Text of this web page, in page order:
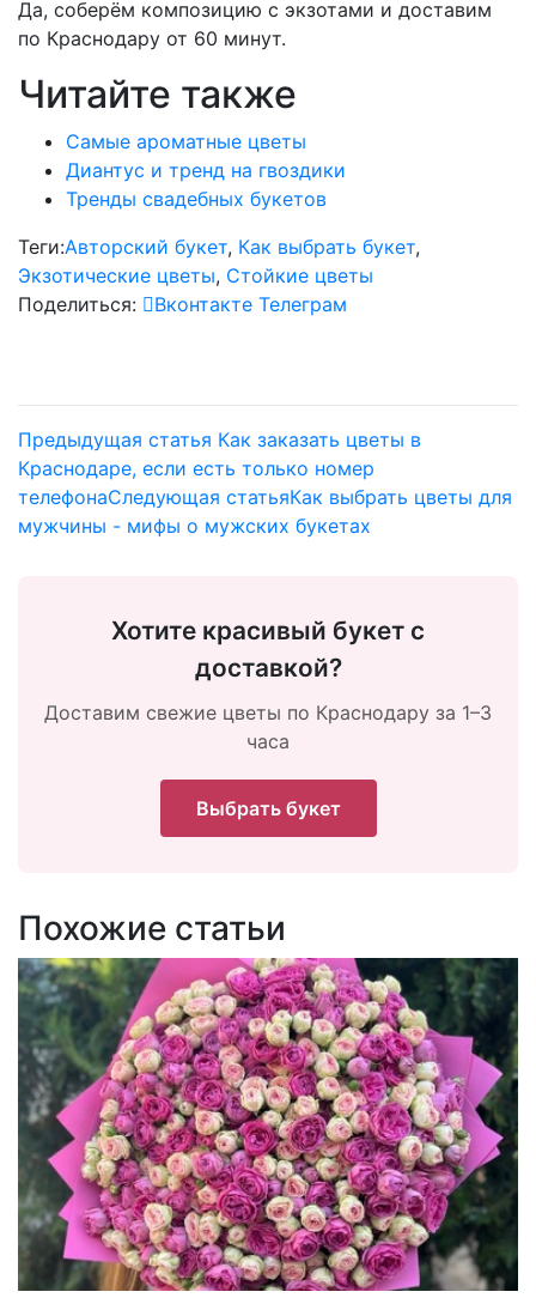
Да, соберём композицию с экзотами и доставим
по Краснодару от 60 минут.
Читайте также
Самые ароматные цветы
Диантус и тренд на гвоздики
Тренды свадебных букетов
Теги:Авторский букет, Как выбрать букет,
Экзотические цветы, Стойкие цветы
Поделиться:
Вконтакте Телеграм
Предыдущая статья Как заказать цветы в
Краснодаре, если есть только номер
телефонаСледующая статьяКак выбрать цветы для
мужчины - мифы о мужских букетах
Хотите красивый букет с
доставкой?
Доставим свежие цветы по Краснодару за 1–3
часа
Выбрать букет
Похожие статьи